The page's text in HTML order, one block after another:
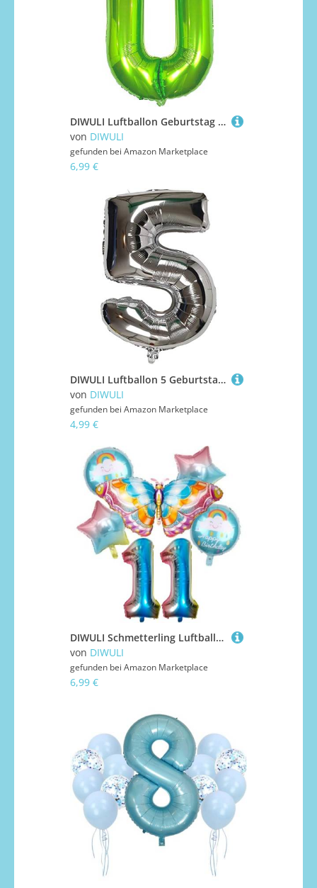
DIWULI Luftballon Geburtstag XXL Grün - Zahl 0 Ballon
von DIWULI
gefunden bei Amazon Marketplace
6,99 €
DIWULI Luftballon 5 Geburtstag XL Silber - Zahl 5 Ballon
von DIWULI
gefunden bei Amazon Marketplace
4,99 €
DIWULI Schmetterling Luftballon 11 Jahre - Deko Geburtstag
von DIWULI
gefunden bei Amazon Marketplace
6,99 €